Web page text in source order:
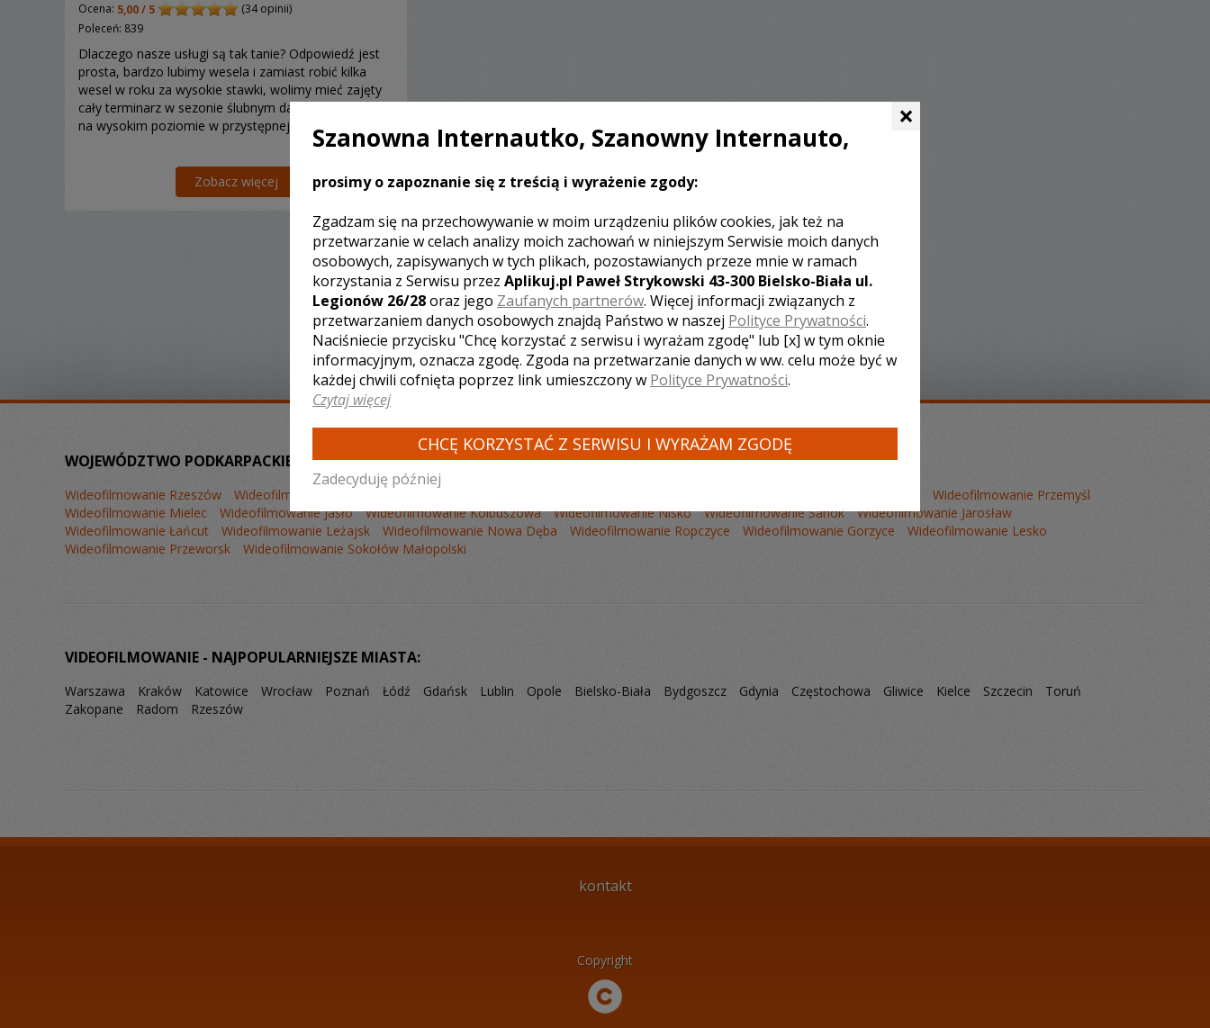
Ocena: 5,00 / 5
(34 opinii)
Poleceń: 839
Dlaczego nasze usługi są tak tanie? Odpowiedź jest
prosta, bardzo lubimy wesela i zamiast robić kilka
wesel w roku za wysokie stawki, wolimy mieć zajęty
cały terminarz w sezonie ślubnym dając Wam usługę
na wysokim poziomie w przystępnej cenie.
Zobacz więcej
Liczba pozycji:0
WOJEWÓDZTWO PODKARPACKIE – ZOBACZ LISTĘ KAMERZYSTÓW Z INNYCH MIAST:
Wideofilmowanie Rzeszów Wideofilmowanie Stalowa Wola
Wideofilmowanie Przemyśl
Wideofilmowanie Mielec
Wideofilmowanie Jasło Wideofilmowanie Kolbuszowa Wideofilmowanie Nisko Wideofilmowanie Sanok
Wideofilmowanie Jarosław
Wideofilmowanie Łańcut
Wideofilmowanie Leżajsk Wideofilmowanie Nowa Dęba Wideofilmowanie Ropczyce Wideofilmowanie Gorzyce
Wideofilmowanie Lesko
Wideofilmowanie Przeworsk
Wideofilmowanie Sokołów Małopolski
VIDEOFILMOWANIE - NAJPOPULARNIEJSZE MIASTA:
Warszawa Kraków Katowice Wrocław Poznań Łódź Gdańsk Lublin Opole Bielsko-Biała Bydgoszcz Gdynia Częstochowa Gliwice Kielce Szczecin
Toruń
Zakopane
Radom Rzeszów
kontakt
Copyright
×
Szanowna Internautko, Szanowny Internauto,
prosimy o zapoznanie się z treścią i wyrażenie zgody:
Zgadzam się na przechowywanie w moim urządzeniu plików cookies, jak też na
przetwarzanie w celach analizy moich zachowań w niniejszym Serwisie moich danych
osobowych, zapisywanych w tych plikach, pozostawianych przeze mnie w ramach
korzystania z Serwisu przez Aplikuj.pl Paweł Strykowski 43-300 Bielsko-Biała ul.
Legionów 26/28oraz jego Zaufanych partnerów. Więcej informacji związanych z
przetwarzaniem danych osobowych znajdą Państwo w naszej Polityce Prywatności.
Naciśniecie przycisku "Chcę korzystać z serwisu i wyrażam zgodę" lub [x] w tym oknie
informacyjnym, oznacza zgodę. Zgoda na przetwarzanie danych w ww. celu może być w
każdej chwili cofnięta poprzez link umieszczony w Polityce Prywatności.
Czytaj więcej
CHCĘ KORZYSTAĆ Z SERWISU I WYRAŻAM ZGODĘ
Zadecyduję później